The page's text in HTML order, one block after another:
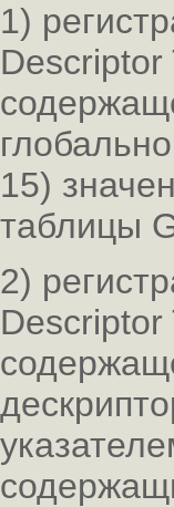
1)
15)
таблицы
2)